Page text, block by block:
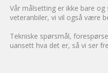
Vår målsetting er ikke bare
veteranbiler, vi vil også være
Tekniske spørsmål,
uansett hva det er, så vi ser